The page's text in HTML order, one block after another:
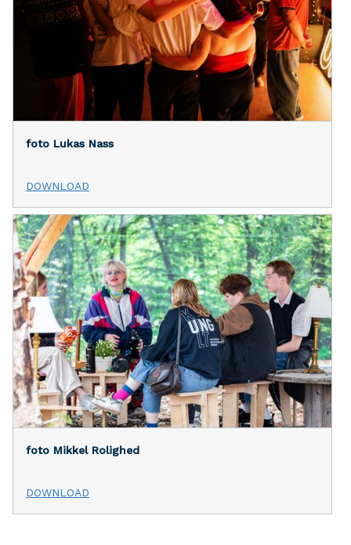
foto Lukas Nass
DOWNLOAD
foto Mikkel Rolighed
DOWNLOAD